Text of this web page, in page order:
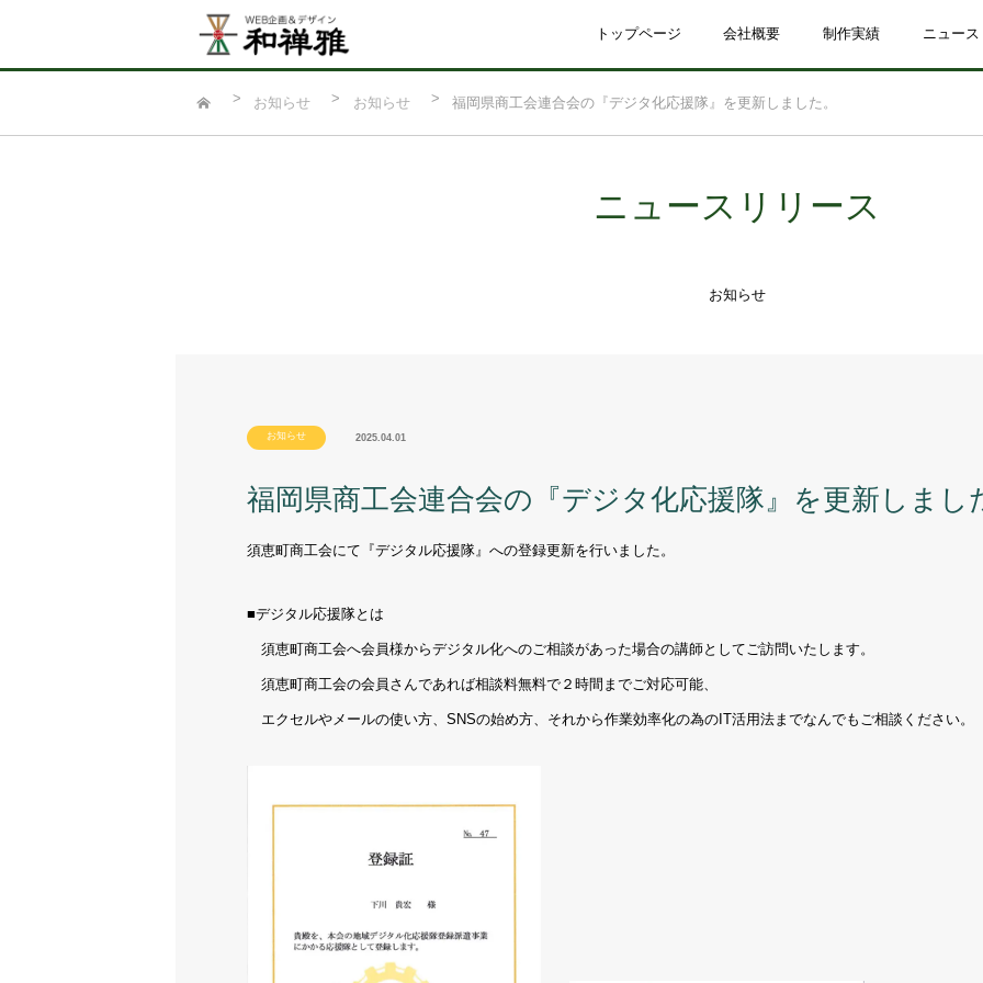
トップページ 会社概要 制作実績 ニュー
お知らせ お知らせ 福岡県商工会連合会の『デジタ化応援隊』を更新しました。
ニュースリリース
お知らせ
お知らせ 2025.04.01
福岡県商工会連合会の『デジタ化応援隊』を更新しまし
須恵町商工会にて『デジタル応援隊』への登録更新を行いました。
■デジタル応援隊とは
須恵町商工会へ会員様からデジタル化へのご相談があった場合の講師としてご訪問いたします。
須恵町商工会の会員さんであれば相談料無料で２時間までご対応可能、
エクセルやメールの使い方、SNSの始め方、それから作業効率化の為のIT活用法までなんでもご相談ください。